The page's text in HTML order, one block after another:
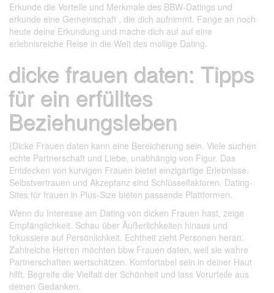
Erkunde die Vorteile und Merkmale des BBW-Datings und
erkunde eine Gemeinschaft , die dich aufnimmt. Fange an noch
heute deine Erkundung und mache dich auf auf eine
erlebnisreiche Reise in die Welt des mollige Dating.
dicke frauen daten: Tipps
für ein erfülltes
Beziehungsleben
{Dicke Frauen daten kann eine Bereicherung sein. Viele suchen
echte Partnerschaft und Liebe, unabhängig von Figur. Das
Entdecken von kurvigen Frauen bietet einzigartige Erlebnisse.
Selbstvertrauen und Akzeptanz sind Schlüsselfaktoren. Dating-
Sites für frauen in Plus-Size bieten passende Plattformen.
Wenn du Interesse am Dating von dicken Frauen hast, zeige
Empfänglichkeit. Schau über Äußerlichkeiten hinaus und
fokussiere auf Persönlichkeit. Echtheit zieht Personen heran.
Zahlreiche Herren möchten bbw Frauen daten, weil sie wahre
Partnerschaften wertschätzen. Komfortabel sein in deiner Haut
hilft. Begreife die Vielfalt der Schönheit und lass Vorurteile aus
deinen Gedanken.